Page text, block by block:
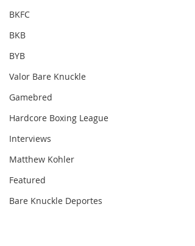
BKFC
BKB
BYB
Valor Bare Knuckle
Gamebred
Hardcore Boxing League
Interviews
Matthew Kohler
Featured
Bare Knuckle Deportes